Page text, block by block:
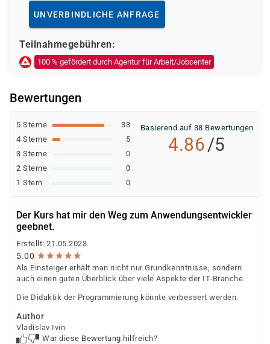
Deutsche Rentenversicherung
Europäischer Sozialfonds (ESF)
Weitere öffentliche oder private Kostenträger
Ob eine Förderung oder Kostenübernahme möglich ist,
individuellen Prüfung Ihrer persönlichen
Voraussetzungen und Förderfähigkeit.
UNVERBINDLICHE ANFRAGE
Teilnahmegebühren:
100 % gefördert durch Agentur für Arbeit/Jobcenter
Bewertungen
5 Sterne
33
4 Sterne
5
3 Sterne
0
2 Sterne
0
1 Stern
0
Basierend auf 38 Bewertungen
4.86/5
Der Kurs hat mir den Weg zum Anwendungsentwickler
geebnet.
Erstellt: 21.05.2023
5.00 ★★★★★
★★★★★
Als Einsteiger erhält man nicht nur Grundkenntnisse, sondern
auch einen guten Überblick über viele Aspekte der IT-Branche.
Die Didaktik der Programmierung könnte verbessert werden.
Author
Vladislav Ivin
War diese Bewertung hilfreich?